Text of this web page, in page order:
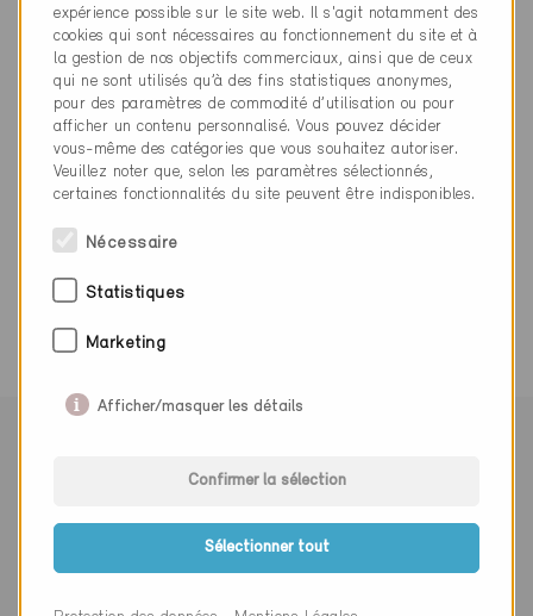
4663 Aarburg
062 289 44 44
info@velux.ch
www.velux.ch
expérience possible sur le site web. Il s'agit notamment des
cookies qui sont nécessaires au fonctionnement du site et à
la gestion de nos objectifs commerciaux, ainsi que de ceux
qui ne sont utilisés qu’à des fins statistiques anonymes,
pour des paramètres de commodité d’utilisation ou pour
afficher un contenu personnalisé. Vous pouvez décider
vous-même des catégories que vous souhaitez autoriser.
Veuillez noter que, selon les paramètres sélectionnés,
certaines fonctionnalités du site peuvent être indisponibles.
Nécessaire
Statistiques
Marketing
Afficher/masquer les détails
Confirmer la sélection
Sélectionner tout